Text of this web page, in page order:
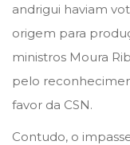
andrigui haviam
origem para
ministros Moura
pelo
favor da CSN.
Contudo, o